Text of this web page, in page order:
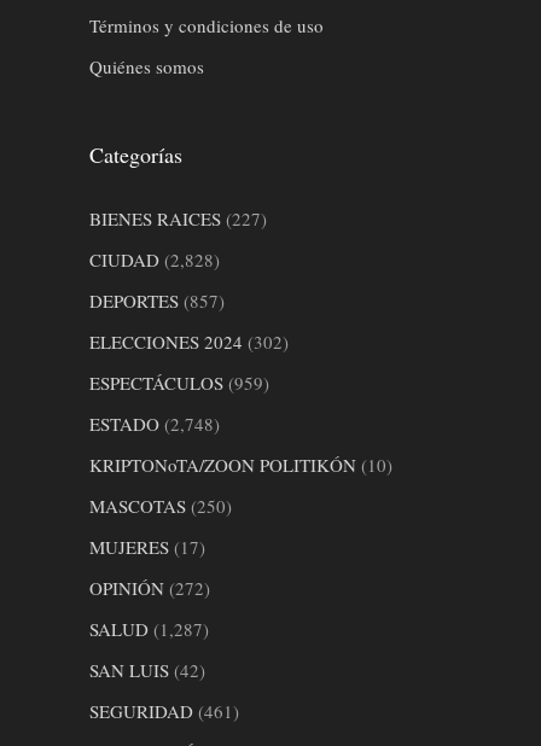
Términos y condiciones de uso
Quiénes somos
Categorías
BIENES RAICES (227)
CIUDAD (2,828)
DEPORTES (857)
ELECCIONES 2024 (302)
ESPECTÁCULOS (959)
ESTADO (2,748)
KRIPTONoTA/ZOON POLITIKÓN (10)
MASCOTAS (250)
MUJERES (17)
OPINIÓN (272)
SALUD (1,287)
SAN LUIS (42)
SEGURIDAD (461)